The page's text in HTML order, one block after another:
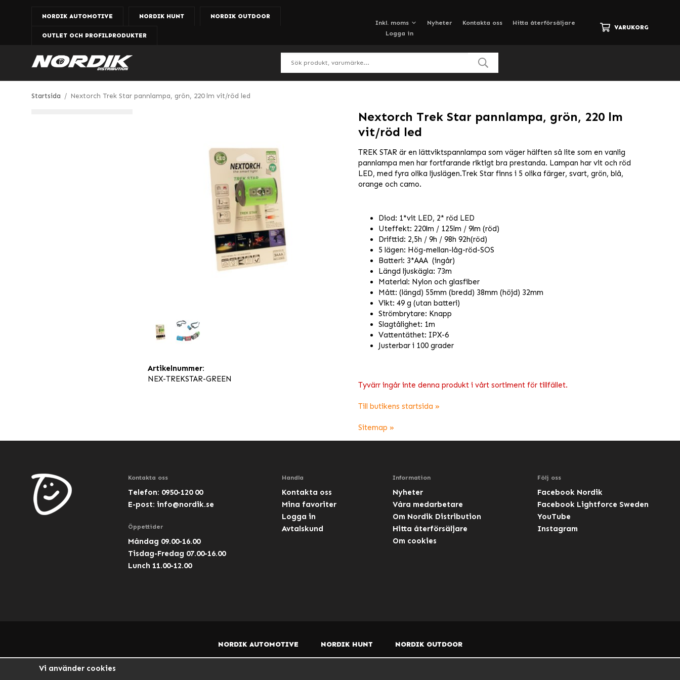
NORDIK AUTOMOTIVE NORDIK HUNT NORDIK OUTDOOR
OUTLET OCH PROFILPRODUKTER
Nyheter Kontakta oss
Hitta återförsäljare
Logga in
VARUKORG
Startsida / Nextorch Trek Star pannlampa, grön, 220 lm vit/röd led
Nextorch Trek Star pannlampa, grön, 220 lm
vit/röd led
TREK STAR är en lättviktspannlampa som väger hälften så lite som en vanlig
pannlampa men har fortfarande riktigt bra prestanda. Lampan har vit och röd
LED, med fyra olika ljuslägen.Trek Star finns i 5 olika färger, svart, grön, blå,
orange och camo.
Diod: 1*vit LED, 2* röd LED
Uteffekt: 220lm / 125lm / 9lm (röd)
Drifttid: 2,5h / 9h / 98h 92h(röd)
5 lägen: Hög-mellan-låg-röd-SOS
Batteri: 3*AAA (ingår)
Längd ljuskägla: 73m
Material: Nylon och glasfiber
Mått: (längd) 55mm (bredd) 38mm (höjd) 32mm
Vikt: 49 g (utan batteri)
Strömbrytare: Knapp
Slagtålighet: 1m
Vattentäthet: IPX-6
Justerbar i 100 grader
Tyvärr ingår inte denna produkt i vårt sortiment för tillfället.
Till butikens startsida »
Sitemap »
Artikelnummer:
NEX-TREKSTAR-GREEN
Kontakta oss
Telefon: 0950-120 00
E-post: info@nordik.se
Öppettider
Måndag 09.00-16.00
Tisdag-Fredag 07.00-16.00
Lunch 11.00-12.00
Handla
Kontakta oss
Mina favoriter
Logga in
Avtalskund
Information
Nyheter
Våra medarbetare
Om Nordik Distribution
Hitta återförsäljare
Om cookies
Följ oss
Facebook Nordik
Facebook Lightforce Sweden
YouTube
Instagram
NORDIK AUTOMOTIVE NORDIK HUNT NORDIK OUTDOOR
Vi använder cookies